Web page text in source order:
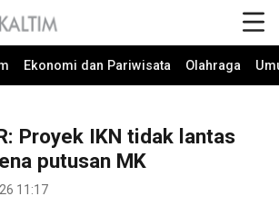
Ekonomi dan Pariwisata Olahraga
Proyek IKN tidak lantas
putusan MK
11:17